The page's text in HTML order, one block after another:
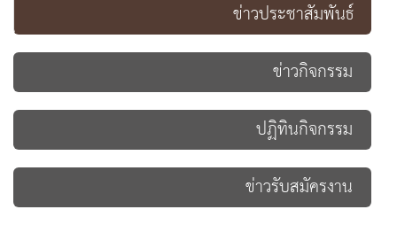
ข่าวประชาสัมพันธ์
ข่าวกิจกรรม
ปฏิทินกิจกรรม
ข่าวรับสมัครงาน